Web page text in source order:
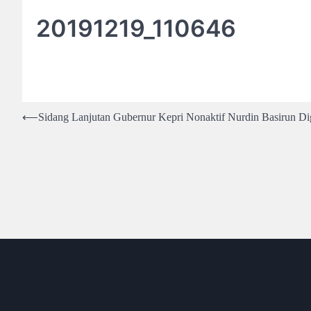
20191219_110646
Post
⟵Sidang Lanjutan Gubernur Kepri Nonaktif Nurdin Basirun